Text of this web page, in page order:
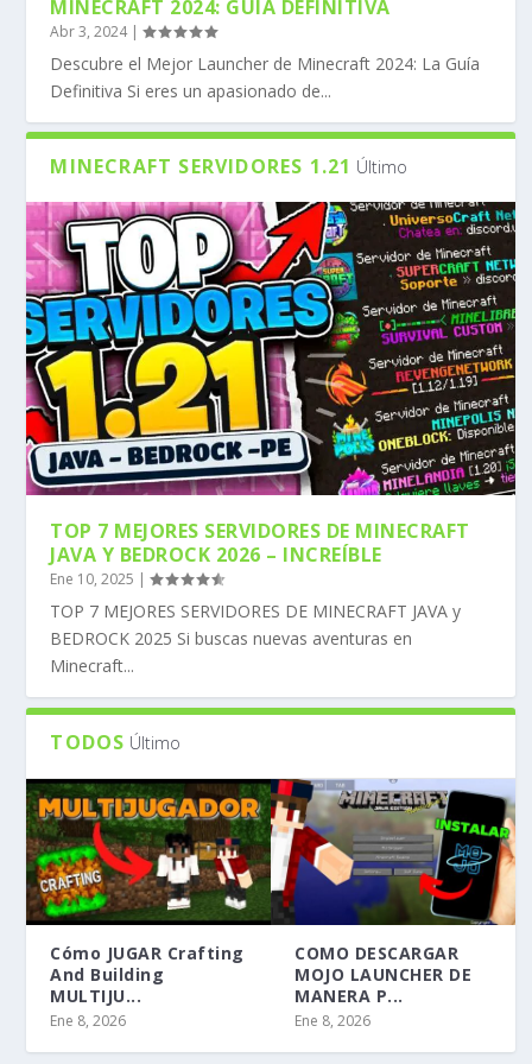
MINECRAFT 2024: GUÍA DEFINITIVA
Abr 3, 2024|
Descubre el Mejor Launcher de Minecraft 2024: La Guía
Definitiva Si eres un apasionado de...
MINECRAFT SERVIDORES 1.21 Último
TOP 7 MEJORES SERVIDORES DE MINECRAFT
JAVA Y BEDROCK 2026 – INCREÍBLE
Ene 10, 2025 |
TOP 7 MEJORES SERVIDORES DE MINECRAFT JAVA y
BEDROCK 2025 Si buscas nuevas aventuras en
Minecraft...
TODOS Último
Cómo JUGAR Crafting
And Building
MULTIJU...
Ene 8, 2026
COMO DESCARGAR
MOJO LAUNCHER DE
MANERA P...
Ene 8, 2026